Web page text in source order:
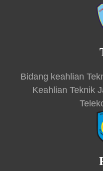
Bidang keahlian
Keahlian Teknik